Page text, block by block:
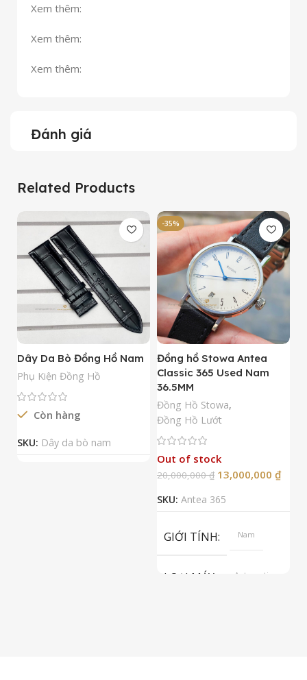
Xem thêm:
Xem thêm:
Xem thêm:
Đánh giá
Related Products
Dây Da Bò Đồng Hồ Nam
Phụ Kiện Đồng Hồ
Còn hàng
SKU: Dây da bò nam
-35%
Đồng hồ Stowa Antea
Classic 365 Used Nam
36.5MM
Đồng Hồ Stowa,
Đồng Hồ Lướt
Out of stock
20,000,000₫ 13,000,000 ₫
SKU: Antea 365
GIỚI TÍNH Nam
LOẠI MÁY
Automatic